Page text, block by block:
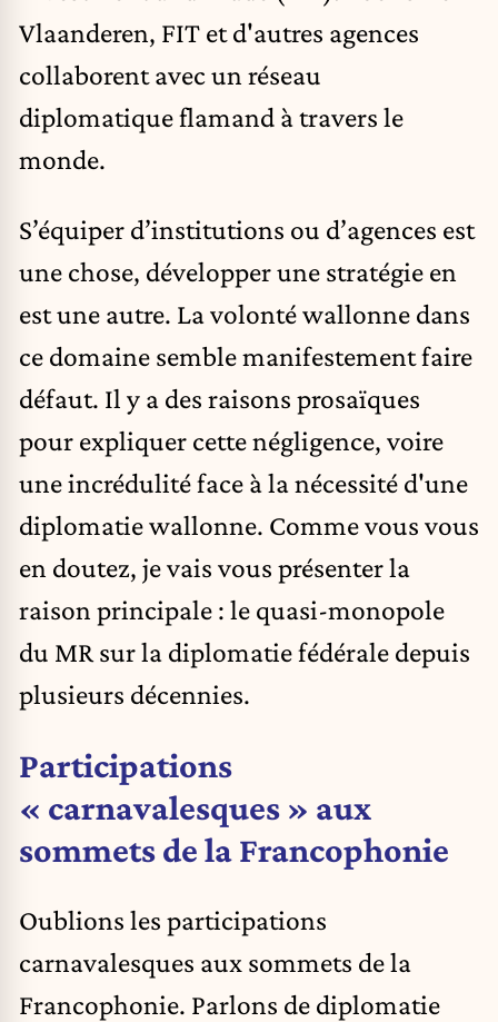
Vlaanderen, FIT et d'autres agences
collaborent avec un réseau
diplomatique flamand à travers le
monde.
S’équiper d’institutions ou d’agences est
une chose, développer une stratégie en
est une autre. La volonté wallonne dans
ce domaine semble manifestement faire
défaut. Il y a des raisons prosaïques
pour expliquer cette négligence, voire
une incrédulité face à la nécessité d'une
diplomatie wallonne. Comme vous vous
en doutez, je vais vous présenter la
raison principale : le quasi-monopole
du MR sur la diplomatie fédérale depuis
plusieurs décennies.
Participations
« carnavalesques » aux
sommets de la Francophonie
Oublions les participations
carnavalesques aux sommets de la
Francophonie. Parlons de diplomatie